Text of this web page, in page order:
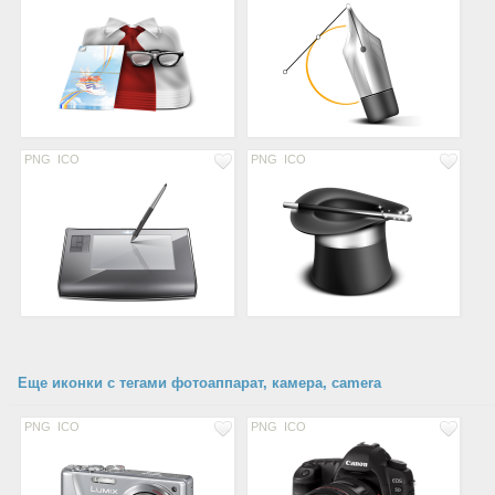
PNG ICO PNG ICO
Еще иконки с тегами фотоаппарат, камера, camera
PNG ICO PNG ICO